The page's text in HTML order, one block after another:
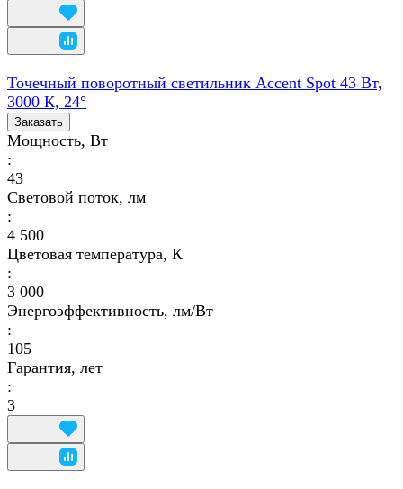
Точечный поворотный светильник Accent Spot 43 Вт,
3000 К, 24°
Заказать
Мощность, Вт
:
43
Световой поток, лм
:
4 500
Цветовая температура, К
:
3 000
Энергоэффективность, лм/Вт
:
105
Гарантия, лет
:
3